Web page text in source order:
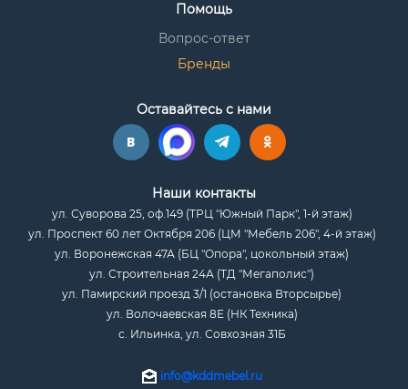
Помощь
Вопрос-ответ
Бренды
Оставайтесь с нами
Наши контакты
ул. Суворова 25, оф.149 (ТРЦ "Южный Парк", 1-й этаж)
ул. Проспект 60 лет Октября 206 (ЦМ "Мебель 206", 4-й этаж)
ул. Воронежская 47А (БЦ "Опора", цокольный этаж)
ул. Строительная 24А (ТД "Мегаполис")
ул. Памирский проезд 3/1 (остановка Вторсырье)
ул. Волочаевская 8Е (НК Техника)
с. Ильинка, ул. Совхозная 31Б
info@kddmebel.ru